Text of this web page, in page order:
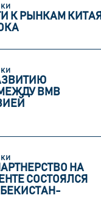
К РЫНКАМ КИТАЯ
BMB
НА
СОСТОЯЛСЯ